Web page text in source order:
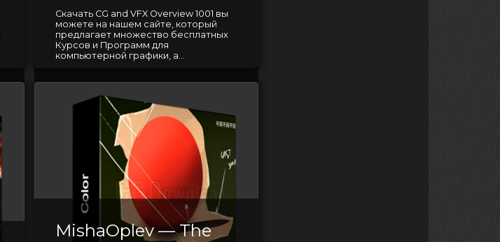
Скачать CG and VFX Overview 1001 вы
можете на нашем сайте, который
предлагает множество бесплатных
Курсов и Программ для
компьютерной графики, а...
MishaOplev — The